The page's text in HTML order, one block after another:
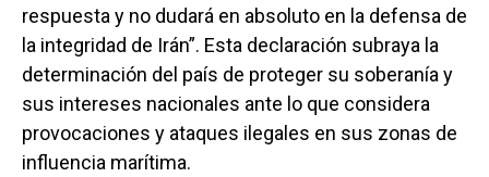
respuesta y no dudará en absoluto en la defensa de
la integridad de Irán”. Esta declaración subraya la
determinación del país de proteger su soberanía y
sus intereses nacionales ante lo que considera
provocaciones y ataques ilegales en sus zonas de
influencia marítima.